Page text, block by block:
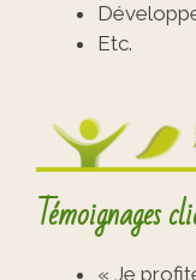
Etc.
Témoignages
« Je